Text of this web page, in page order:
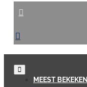
MEEST BEKEKEN